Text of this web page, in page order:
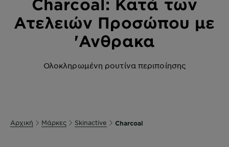
Charcoal: Κατά των
Ατελειών Προσώπου με
'Ανθρακα
Ολοκληρωμένη ρουτίνα περιποίησης
Αρχική Μάρκες Skinactive Charcoal